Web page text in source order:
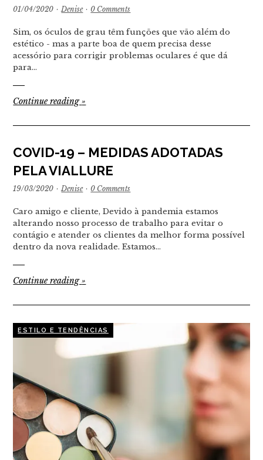
01/04/2020 · Denise · 0 Comments
Sim, os óculos de grau têm funções que vão além do
estético - mas a parte boa de quem precisa desse
acessório para corrigir problemas oculares é que dá
para…
Continue reading»
COVID-19 – MEDIDAS ADOTADAS
PELA VIALLURE
19/03/2020 · Denise · 0 Comments
Caro amigo e cliente, Devido à pandemia estamos
alterando nosso processo de trabalho para evitar o
contágio e atender os clientes da melhor forma possível
dentro da nova realidade. Estamos…
Continue reading»
ESTILO E TENDÊNCIAS